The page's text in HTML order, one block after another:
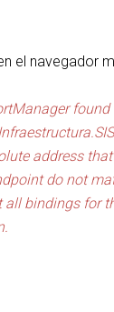
el navegador
found
address
do not
all bindings for